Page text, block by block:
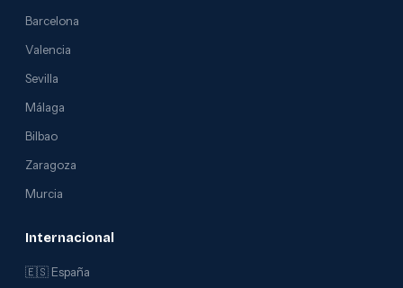
Barcelona
Valencia
Sevilla
Málaga
Bilbao
Zaragoza
Murcia
Internacional
🇪🇸 España